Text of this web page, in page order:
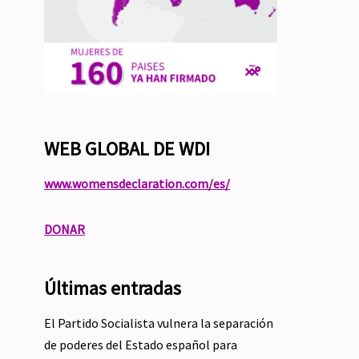
WEB GLOBAL DE WDI
www.womensdeclaration.com/es/
DONAR
Últimas entradas
El Partido Socialista vulnera la separación
de poderes del Estado español para